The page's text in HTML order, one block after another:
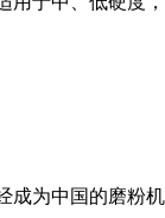
为中国的磨